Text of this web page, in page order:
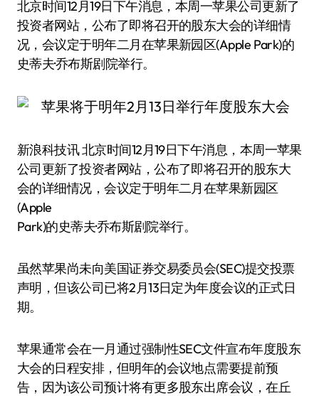
北京时间12月19日下午消息，本周一苹果公司更新了
投资者网站，公布了即将召开的股东大会的详细情
况，会议定于明年二月在苹果新园区(Apple Park)的
史蒂夫·乔布斯剧院举行。
新浪科技讯 北京时间12月19日下午消息，本周一苹果
公司更新了投资者网站，公布了即将召开的股东大
会的详细情况，会议定于明年二月在苹果新园区
(Apple
Park)的史蒂夫·乔布斯剧院举行。
虽然苹果尚未向美国证券交易委员会(SEC)提交投票
声明，但该公司已将2月13日定为年度会议的正式日
期。
苹果通常会在一月通过强制性SEC文件宣布年度股东
大会的日程安排，但明年的会议地点需要提前预
告，因为该公司预计将有更多股东出席会议，在丘